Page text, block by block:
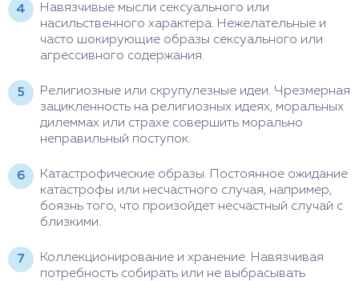
Навязчивые мысли сексуального или
насильственного характера. Нежелательные и
часто шокирующие образы сексуального или
агрессивного содержания.
Религиозные или скрупулезные идеи. Чрезмерная
зацикленность на религиозных идеях, моральных
дилеммах или страхе совершить морально
неправильный поступок.
Катастрофические образы. Постоянное ожидание
катастрофы или несчастного случая, например,
боязнь того, что произойдет несчастный случай с
близкими.
Коллекционирование и хранение. Навязчивая
потребность собирать или не выбрасывать